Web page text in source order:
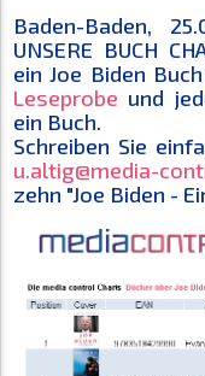
Baden-Baden,
UNSERE BUCH
ein Joe Biden
Leseprobe und
ein Buch.
Schreiben Sie
u.altig@media-
zehn "Joe Biden -